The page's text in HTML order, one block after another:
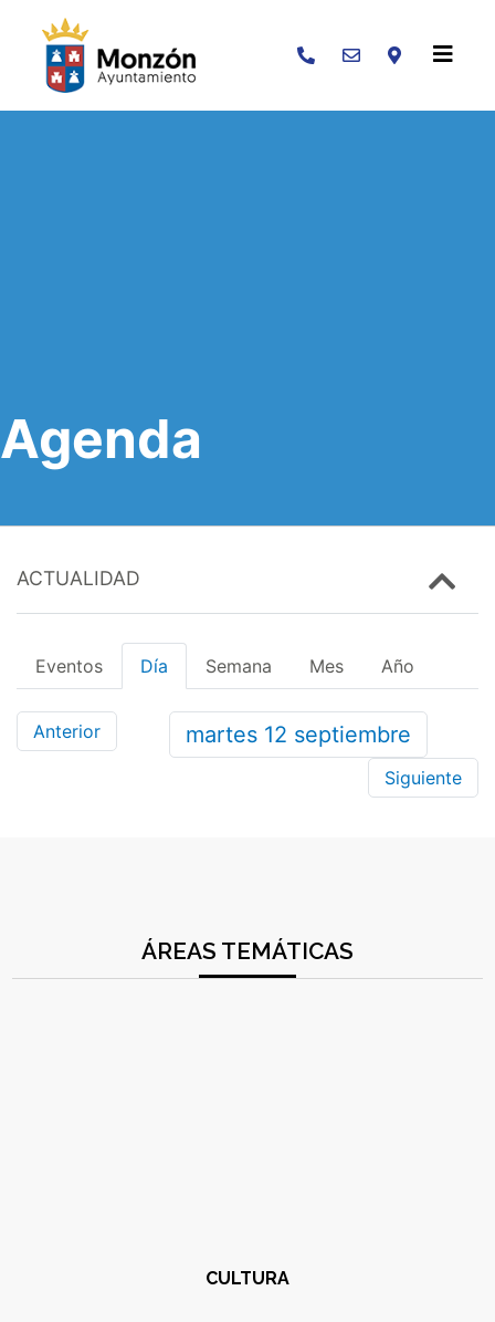
Buscar
Agenda
ACTUALIDAD
Eventos Día Semana Mes Año
Anterior martes 12 septiembre
Siguiente
ÁREAS TEMÁTICAS
CULTURA